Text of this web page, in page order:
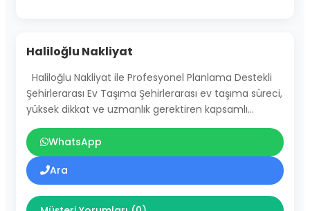
Haliloğlu Nakliyat
Haliloğlu Nakliyat ile Profesyonel Planlama Destekli
Şehirlerarası Ev Taşıma Şehirlerarası ev taşıma süreci,
yüksek dikkat ve uzmanlık gerektiren kapsamlı…
WhatsApp
Ara